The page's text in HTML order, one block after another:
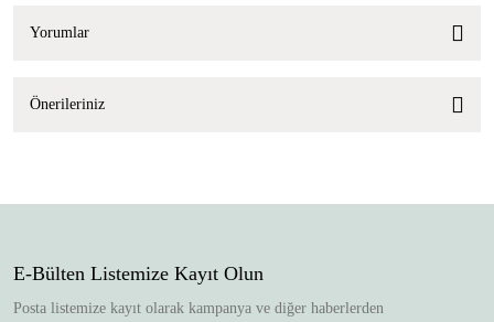
Yorumlar
Önerileriniz
E-Bülten Listemize Kayıt Olun
Posta listemize kayıt olarak kampanya ve diğer haberlerden